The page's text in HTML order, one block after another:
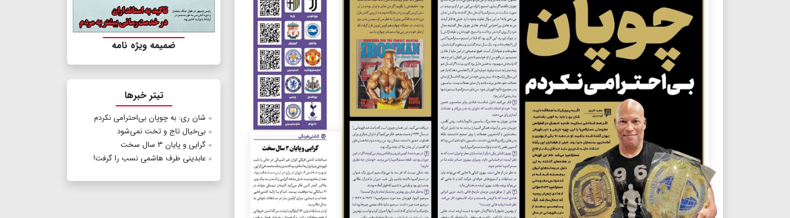
ضمیمه ویژه نامه
تیتر خبرها
شان ری: به چوپان بی‌احترامی نکردم
بی‌خیال تاج و تخت نمی‌شود
گرایی و پایان ۳ سال سخت
عابدینی طرف هاشمی نسب را گرفت!